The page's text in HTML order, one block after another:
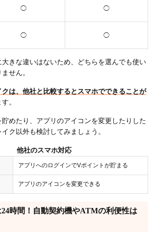
◯ ◯
◯ ◯
きな違いはないため、どちらを選んでも使い
せん。
クは、他社と比較するとスマホでできることが
。
めたり、アプリのアイコンを変更したりした
ク以外も検討してみましょう。
他社のスマホ対応
アプリへのログインでVポイントが貯まる
アプリのアイコンを変更できる
時間！自動契約機やATMの利便性は